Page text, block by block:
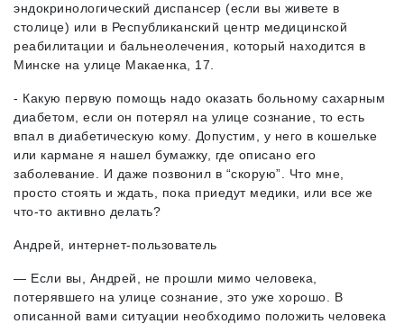
эндокринологический диспансер (если вы живете в
столице) или в Республиканский центр медицинской
реабилитации и бальнеолечения, который находится в
Минске на улице Макаенка, 17.
- Какую первую помощь надо оказать больному сахарным
диабетом, если он потерял на улице сознание, то есть
впал в диабетическую кому. Допустим, у него в кошельке
или кармане я нашел бумажку, где описано его
заболевание. И даже позвонил в “скорую”. Что мне,
просто стоять и ждать, пока приедут медики, или все же
что-то активно делать?
Андрей, интернет-пользователь
— Если вы, Андрей, не прошли мимо человека,
потерявшего на улице сознание, это уже хорошо. В
описанной вами ситуации необходимо положить человека